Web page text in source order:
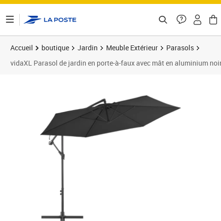
Accueil boutique Jardin Meuble Extérieur
Parasols
vidaXL Parasol de jardin en porte-à-faux avec mât en aluminium